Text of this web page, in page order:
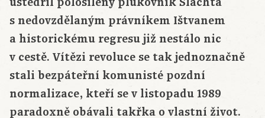
s nedovzdělaným právníkem Ištvanem
a historickému regresu již nestálo nic
v cestě. Vítězi revoluce se tak jednoznačně
stali bezpáteřní komunisté pozdní
normalizace, kteří se v listopadu 1989
paradoxně obávali takřka o vlastní život.